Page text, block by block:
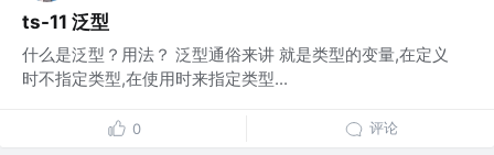
ts-11 泛型
什么是泛型？用法？ 泛型通俗来讲 就是类型的变量,在定义
时不指定类型,在使用时来指定类型...
0 评论